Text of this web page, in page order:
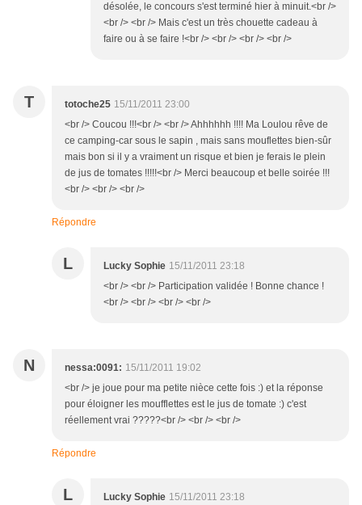
désolée, le concours s'est terminé hier à minuit.<br />
<br /> <br /> Mais c'est un très chouette cadeau à
faire ou à se faire !<br /> <br /> <br /> <br />
T totoche25 15/11/2011 23:00
<br /> Coucou !!!<br /> <br /> Ahhhhhh !!!! Ma Loulou rêve de
ce camping-car sous le sapin , mais sans mouflettes bien-sûr
mais bon si il y a vraiment un risque et bien je ferais le plein
de jus de tomates !!!!!<br /> Merci beaucoup et belle soirée !!!
<br /> <br /> <br />
Répondre
L Lucky Sophie 15/11/2011 23:18
<br /> <br /> Participation validée ! Bonne chance !
<br /> <br /> <br /> <br />
N nessa:0091: 15/11/2011 19:02
<br /> je joue pour ma petite nièce cette fois :) et la réponse
pour éloigner les moufflettes est le jus de tomate :) c'est
réellement vrai ?????<br /> <br /> <br />
Répondre
L Lucky Sophie 15/11/2011 23:18